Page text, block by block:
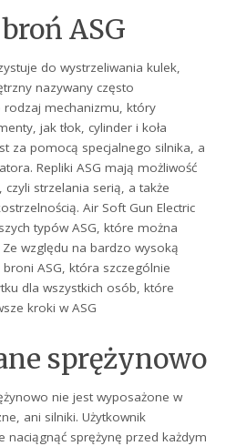
ASG
do wystrzeliwania kulek,
nazywany często
mechanizmu, który
jak tłok, cylinder i koła
za pomocą specjalnego silnika, a
Repliki ASG mają możliwość
strzelania serią, a także
Air Soft Gun Electric
typów ASG, które można
względu na bardzo wysoką
ASG, która szczególnie
dla wszystkich osób, które
kroki w ASG
sprężynowo
nie jest wyposażone w
ani silniki. Użytkownik
naciągnąć sprężynę przed każdym